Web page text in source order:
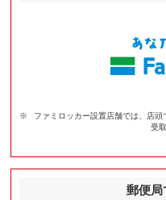
ファミロッカー設置店舗では、店
受
郵便局